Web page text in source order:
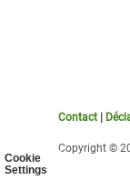
Cookie
Settings
Contact
Copyright ©